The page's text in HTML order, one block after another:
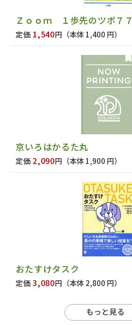
Ｚｏｏｍ １歩先のツボ７７
定価 1,540円 （本体 1,400 円）
京いろはかるた丸
定価 2,090円 （本体 1,900 円）
おたすけタスク
定価3,080円 （本体 2,800 円）
もっと見る